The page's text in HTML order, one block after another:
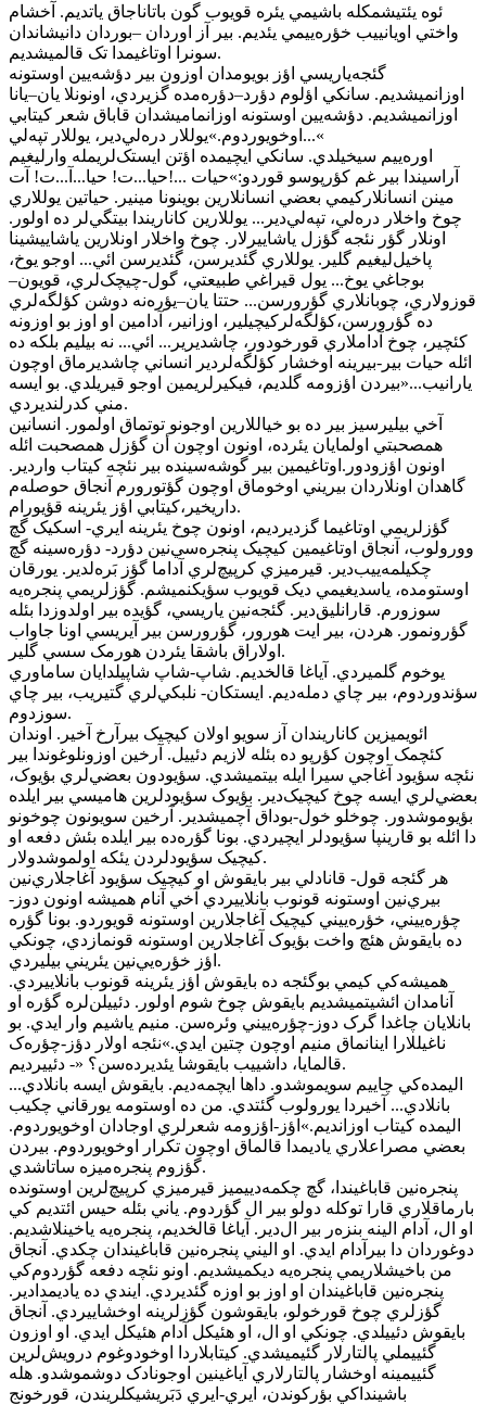
ئوه يئتيشمکله باشيمي يئره قويوب گون باتاناجاق ياتديم. آخشام
واختي اويانييب خؤره‌ييمي يئديم. بير آز اوردان –بوردان دانيشاندان
سونرا اوتاغيمدا تک قالميشديم.
گئجه‌ياريسي اؤز بويومدان اوزون بير دؤشه‌يين اوستونه
اوزانميشديم. سانکي اؤلوم دؤرد–دؤره‌مده گزيردي، اونونلا يان–يانا
اوزانميشديم. دؤشه‌يين اوستونه اوزانماميشدان قاباق شعر کيتابي
اوخويوردوم.»يوللار دره‌لي‌دير، يوللار تپه‌لي...«
اوره‌ييم سيخيلدي. سانکي ايچيمده اؤتن ايستک‌لريمله وارليغيم
آراسيندا بير غم کؤرپوسو قوردو:»حيات ...!حيا...ت! حيا...آ...ت! آت
مينن انسانلارکيمي بعضي انسانلارين بوينونا مينير. حياتين يوللاري
چوخ واخلار دره‌لي، تپه‌لي‌دير... يوللارين کاناريندا بيتگي‌لر ده اولور.
اونلار گؤر نئجه گؤزل ياشاييرلار. چوخ واخلار اونلارين ياشاييشينا
پاخيل‌ليغيم گلير. يوللاري گئديرسن، گئديرسن ائي... اوجو يوخ،
بوجاغي يوخ... يول قيراغي طبيعتي، گول-چيچک‌لري، قويون–
قوزولاري، چوبانلاري گؤرورسن... حتتا يان–يؤره‌نه دوشن کؤلگه‌لري
ده گؤرورسن،کؤلگه‌لرکيچيلير، اوزانير، آدامين او اوز بو اوزونه
کئچير، چوخ آداملاري قورخودور، چاشديرير... ائي... نه بيليم بلکه ده
ائله حيات بير-بيرينه اوخشار کؤلگه‌لردير انساني چاشديرماق اوچون
يارانيب...«بيردن اؤزومه گلديم، فيکيرلريمين اوجو قيريلدي. بو ايسه
مني کد‌رلنديردي.
آخي بيليرسيز بير ده بو خياللارين اوجونو توتماق اولمور. انسانين
همصحبتي اولمايان يئرده، اونون اوچون أن گؤزل همصحبت ائله
اونون اؤزودور.اوتاغيمين بير گوشه‌سينده بير نئچه کيتاب واردير.
گاهدان اونلاردان بيريني اوخوماق اوچون گؤتورورم آنجاق حوصله‌م
داريخير،کيتابي اؤز يئرينه قؤيورام.
گؤزلريمي اوتاغيما گزديرديم، اونون چوخ يئرينه ايري- اسکيک گچ
وورولوب، آنجاق اوتاغيمين کيچيک پنجره‌سي‌نين دؤرد- دؤره‌سينه گچ
چکيلمه‌ييب‌دير. قيرميزي کرپيچ‌لري آداما گؤز بَره‌لدير. يورقان
اوستومده، ياسديغيمي ديک قويوب سؤيکنميشم. گؤزلريمي پنجره‌يه
سوزورم. قارانليق‌دير. گئجه‌نين ياريسي، گؤيده بير اولدوزدا بئله
گؤرونمور. هردن، بير ايت هورور، گؤرورسن بير آيريسي اونا جاواب
اولاراق باشقا يئردن هورمک سسي گلير.
يوخوم گلميردي. آياغا قالخديم. شاپ-شاپ شاپيلدايان ساماوري
سؤندوردوم، بير چاي دمله‌ديم. ايستکان- نلبکي‌لري گتيريب، بير چاي
سوزدوم.
ائويميزين کاناريندان آز سويو اولان کيچيک بيرآرخ آخير. اوندان
کئچمک اوچون کؤرپو ده بئله لازيم دئييل. آرخين اوزونلوغوندا بير
نئچه سؤيود آغاجي سيرا ايله بيتميشدي. سؤيودون بعضي‌لري بؤيوک،
بعضي‌لري ايسه چوخ کيچيک‌دير. بؤيوک سؤيودلرين هاميسي بير ايلده
بؤيوموشدور. چوخلو خول-بوداق آچميشدير. آرخين سويونون چوخونو
دا ائله بو قارينپا سؤيودلر ايچيردي. بونا گؤره‌ده بير ايلده بئش دفعه او
کيچيک سؤيودلردن يئکه اولموشدولار.
هر گئجه قول- قانادلي بير بايقوش او کيچيک سؤيود آغاجلاري‌نين
بيري‌نين اوستونه قونوب بانلاييردي آخي آنام هميشه اونون دوز-
چؤره‌ييني، خؤره‌ييني کيچيک آغاجلارين اوستونه قويوردو. بونا گؤره
ده بايقوش هئچ واخت بؤيوک آغاجلارين اوستونه قونمازدي، چونکي
اؤز خؤره‌يي‌نين يئريني بيليردي.
هميشه‌کي کيمي بوگئجه ده بايقوش اؤز يئرينه قونوب بانلاييردي.
آنامدان ائشيتميشديم بايقوش چوخ شوم اولور. دئييلن‌لره گؤره او
بانلايان چاغدا گرک دوز-چؤره‌ييني وئره‌سن. منيم ياشيم وار ايدي. بو
ناغيللارا اينانماق منيم اوچون چتين ايدي.»نئجه اولار دؤز-چؤره‌ک
قالمايا، داشييب بايقوشا يئديرده‌سن؟ «- دئييرديم.
اليمده‌کي چاييم سويموشدو. داها ايچمه‌ديم. بايقوش ايسه بانلادي...
بانلادي... آخيردا يورولوب گئتدي. من ده اوستومه يورقاني چکيب
اليمده کيتاب اوزانديم.»اؤز-اؤزومه شعرلري اوجادان اوخويوردوم.
بعضي مصراعلاري ياديمدا قالماق اوچون تکرار اوخويوردوم. بيردن
گؤزوم پنجره‌ميزه ساتاشدي.
پنجره‌نين قاباغيندا، گچ چکمه‌دييميز قيرميزي کرپيچ‌لرين اوستونده
بارماقلاري قارا توکله دولو بير ال گؤردوم. ياني بئله حيس ائتديم کي
او ال، آدام الينه بنزه‌ر بير ال‌دير. آياغا قالخديم، پنجره‌يه ياخينلاشديم.
دوغوردان دا بيرآدام ايدي. او اليني پنجره‌نين قاباغيندان چکدي. آنجاق
من باخيشلاريمي پنجره‌يه ديکميشديم. اونو نئچه دفعه گؤردوم‌کي
پنجره‌نين قاباغيندان او اوز بو اوزه گئديردي. ايندي ده ياديمدادير.
گؤزلري چوخ قورخولو، بايقوشون گؤزلرينه اوخشاييردي. آنجاق
بايقوش دئييلدي. چونکي او ال، او هئيکل آدام هئيکل ايدي. او اوزون
گئييملي پالتارلار گئيميشدي. کيتابلاردا اوخودوغوم درويش‌لرين
گئييمينه اوخشار پالتارلاري آياغينين اوجونادک دوشموشدو. هله
باشينداکي بؤرکوندن، ايري-ايري دَ‌بَريشيکلريندن، قورخونج